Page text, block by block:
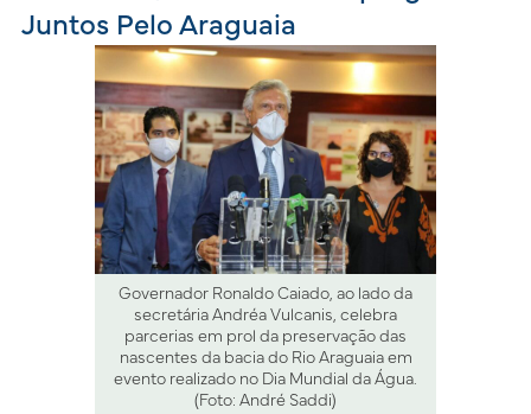
Juntos Pelo Araguaia
Governador Ronaldo Caiado, ao lado da
secretária Andréa Vulcanis, celebra
parcerias em prol da preservação das
nascentes da bacia do Rio Araguaia em
evento realizado no Dia Mundial da Água.
(Foto: André Saddi)